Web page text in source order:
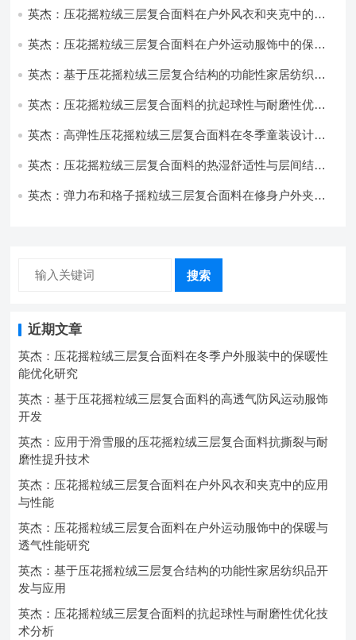
英杰：压花摇粒绒三层复合面料在户外风衣和夹克中的应
英杰：压花摇粒绒三层复合面料在户外运动服饰中的保暖
英杰：基于压花摇粒绒三层复合结构的功能性家居纺织品
英杰：压花摇粒绒三层复合面料的抗起球性与耐磨性优化
英杰：高弹性压花摇粒绒三层复合面料在冬季童装设计中
英杰：压花摇粒绒三层复合面料的热湿舒适性与层间结合
英杰：弹力布和格子摇粒绒三层复合面料在修身户外夹克
搜索
近期文章
英杰：压花摇粒绒三层复合面料在冬季户外服装中的保暖性
能优化研究
英杰：基于压花摇粒绒三层复合面料的高透气防风运动服饰
开发
英杰：应用于滑雪服的压花摇粒绒三层复合面料抗撕裂与耐
磨性提升技术
英杰：压花摇粒绒三层复合面料在户外风衣和夹克中的应用
与性能
英杰：压花摇粒绒三层复合面料在户外运动服饰中的保暖与
透气性能研究
英杰：基于压花摇粒绒三层复合结构的功能性家居纺织品开
发与应用
英杰：压花摇粒绒三层复合面料的抗起球性与耐磨性优化技
术分析